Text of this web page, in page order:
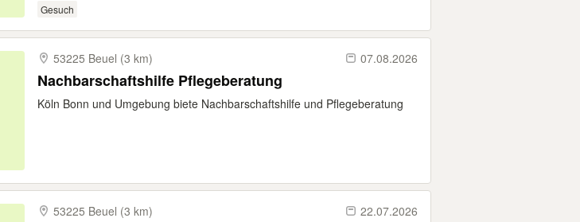
Gesuch
53225 Beuel (3 km) 07.08.2026
Nachbarschaftshilfe Pflegeberatung
Köln Bonn und Umgebung biete Nachbarschaftshilfe und Pflegeberatung
53225 Beuel (3 km) 22.07.2026